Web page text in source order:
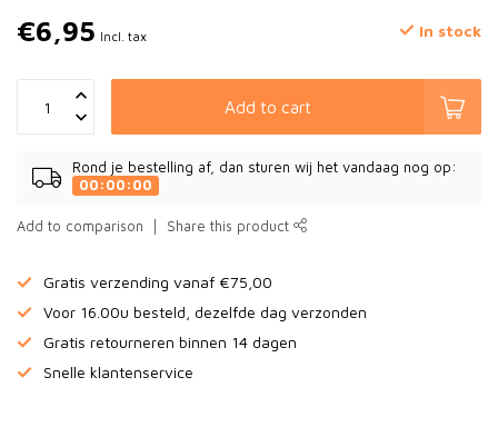
€6,95 Incl. tax In stock
Add to cart
Rond je bestelling af, dan sturen wij het vandaag nog op:
00:00:00
Add to comparison Share this product
Gratis verzending vanaf €75,00
Voor 16.00u besteld, dezelfde dag verzonden
Gratis retourneren binnen 14 dagen
Snelle klantenservice